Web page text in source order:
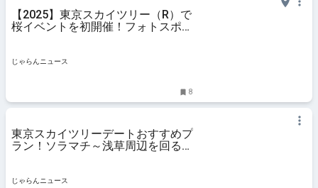
【2025】東京スカイツリー（R）で
桜イベントを初開催！フォトスポッ
じゃらんニュース
8
東京スカイツリーデートおすすめプ
ラン！ソラマチ～浅草周辺を回るコ
じゃらんニュース